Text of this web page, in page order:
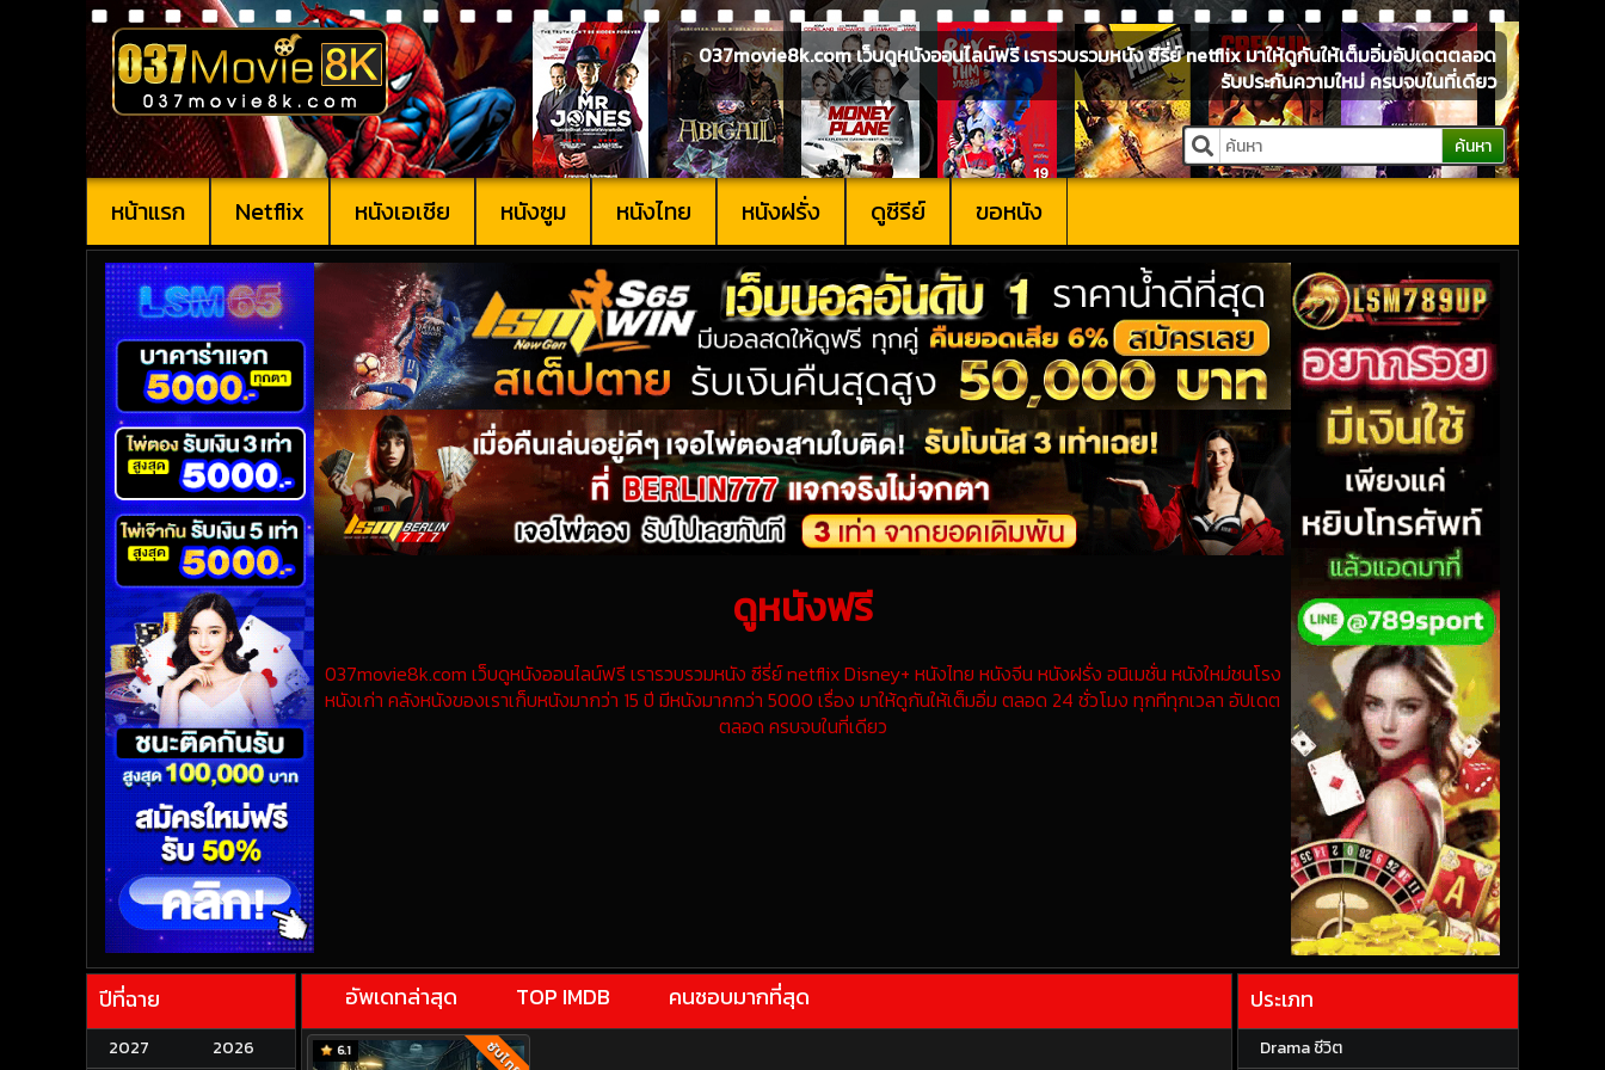
037movie8k.com เว็บดูหนังออนไลน์ฟรี เรารวบรวมหนัง ซีรี่ย์ netflix มาให้ดูกันให้เต็มอิ่มอัปเดตตลอด
รับประกันความใหม่ ครบจบในที่เดียว
ค้นหา
หน้าแรก Netflix หนังเอเชีย หนังซูม หนังไทย หนังฝรั่ง ดูซีรีย์ ขอหนัง
ดูหนังฟรี
037movie8k.com เว็บดูหนังออนไลน์ฟรี เรารวบรวมหนัง ซีรี่ย์ netflix Disney+ หนังไทย หนังจีน หนังฝรั่ง อนิเมชั่น หนังใหม่ชนโรง
หนังเก่า คลังหนังของเราเก็บหนังมากว่า 15 ปี มีหนังมากกว่า 5000 เรื่อง มาให้ดูกันให้เต็มอิ่ม ตลอด 24 ชั่วโมง ทุกทีทุกเวลา อัปเดต
ตลอด ครบจบในที่เดียว
ปีที่ฉาย
2027 2026
อัพเดทล่าสุด TOP IMDB คนชอบมากที่สุด
6.1 ซับไทย
ประเภท
Drama ชีวิต